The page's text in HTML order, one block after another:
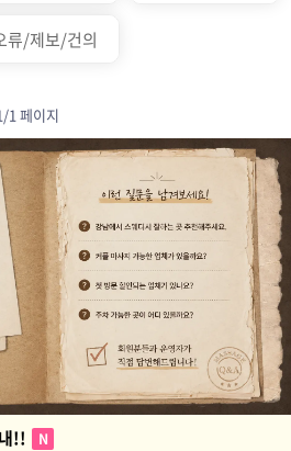
류/제보/건의
1 페이지
!! N